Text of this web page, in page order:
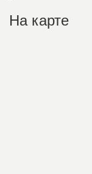
На карте